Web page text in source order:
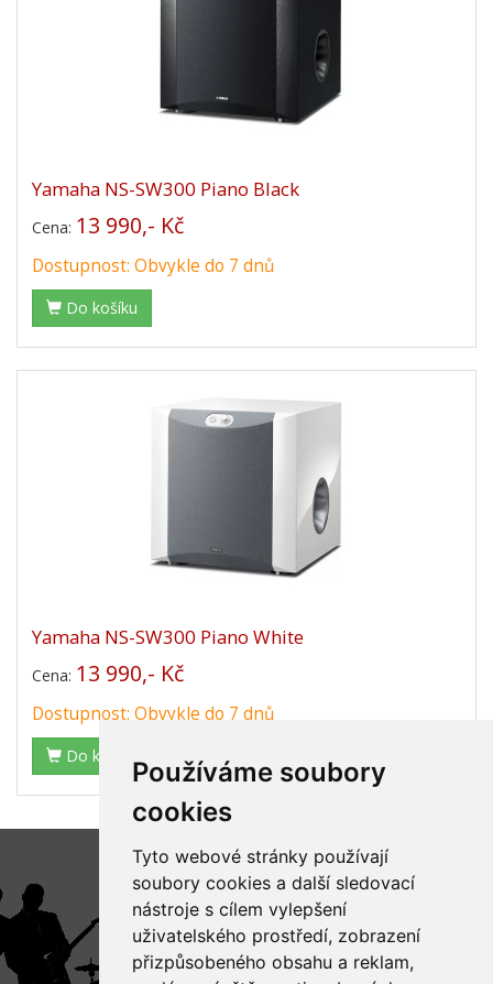
Používáme soubory
cookies
Tyto webové stránky používají
soubory cookies a další sledovací
nástroje s cílem vylepšení
uživatelského prostředí, zobrazení
přizpůsobeného obsahu a reklam,
Yamaha NS-SW300 Piano Black
Cena: 13 990,- Kč
Dostupnost: Obvykle do 7 dnů
Do košíku
Yamaha NS-SW300 Piano White
Cena: 13 990,- Kč
Dostupnost: Obvykle do 7 dnů
Do košíku